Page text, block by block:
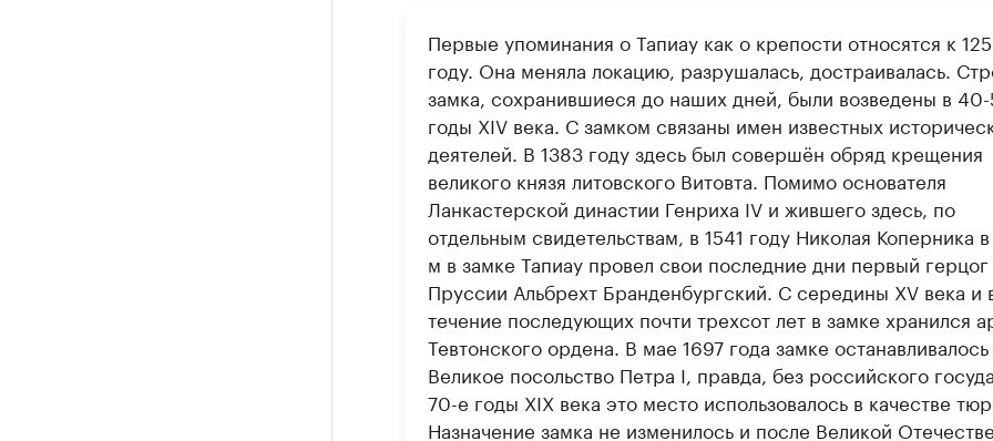
Первые упоминания о Тапиау как о крепости относятся к
году. Она меняла локацию, разрушалась, достраивалась.
замка, сохранившиеся до наших дней, были возведены в
годы XIV века. С замком связаны имен известных
деятелей. В 1383 году здесь был совершён обряд крещения
великого князя литовского Витовта. Помимо основателя
Ланкастерской династии Генриха IV и жившего здесь, по
отдельным свидетельствам, в 1541 году Николая Коперника
м в замке Тапиау провел свои последние дни первый герцог
Пруссии Альбрехт Бранденбургский. С середины XV века и
течение последующих почти трехсот лет в замке хранился
Тевтонского ордена. В мае 1697 года замке останавливалось
Великое посольство Петра I, правда, без российского
70-е годы XIX века это место использовалось в качестве
Назначение замка не изменилось и после Великой